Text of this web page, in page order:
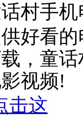
村手机
好看
，童
视频!